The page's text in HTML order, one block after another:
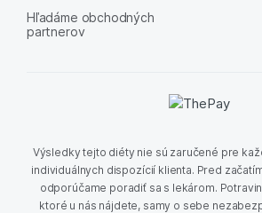
Hľadáme obchodných
partnerov
Výsledky tejto diéty nie sú zaručené pre
individuálnych dispozícií klienta. Pred
odporúčame poradiť sa s lekárom.
ktoré u nás nájdete, samy o sebe